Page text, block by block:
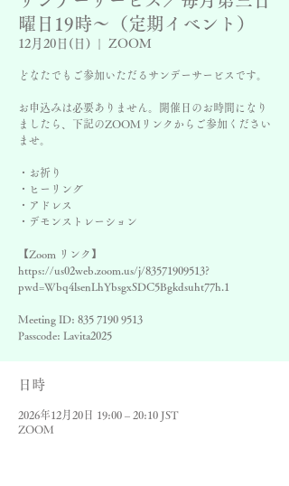
曜日19時〜（定期イベント）
12月20日(日) ZOOM
どなたでもご参加いただるサンデーサービスです。
お申込みは必要ありません。開催日のお時間になり
ましたら、下記のZOOMリンクからご参加ください
ませ。
・お祈り
・ヒーリング
・アドレス
・デモンストレーション
【Zoom リンク】
https://us02web.zoom.us/j/83571909513?
pwd=Wbq4lsenLhYbsgxSDC5Bgkdsuht77h.1
Meeting ID: 835 7190 9513
Passcode: Lavita2025
日時
2026年12月20日 19:00 – 20:10 JST
ZOOM